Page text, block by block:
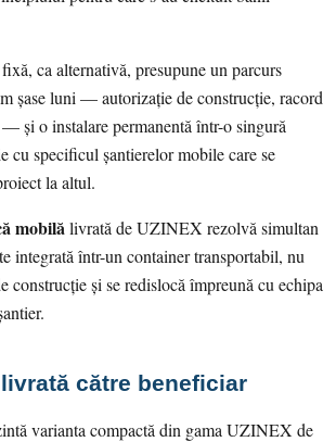
ca alternativă, presupune un parcurs
șase luni — autorizație de construcție, racord
și o instalare permanentă într-o singură
cu specificul șantierelor mobile care se
la altul.
mobilălivrată de UZINEX rezolvă simultan
integrată într-un container transportabil, nu
construcție și se redislocă împreună cu echipa
către beneficiar
varianta compactă din gama UZINEX de